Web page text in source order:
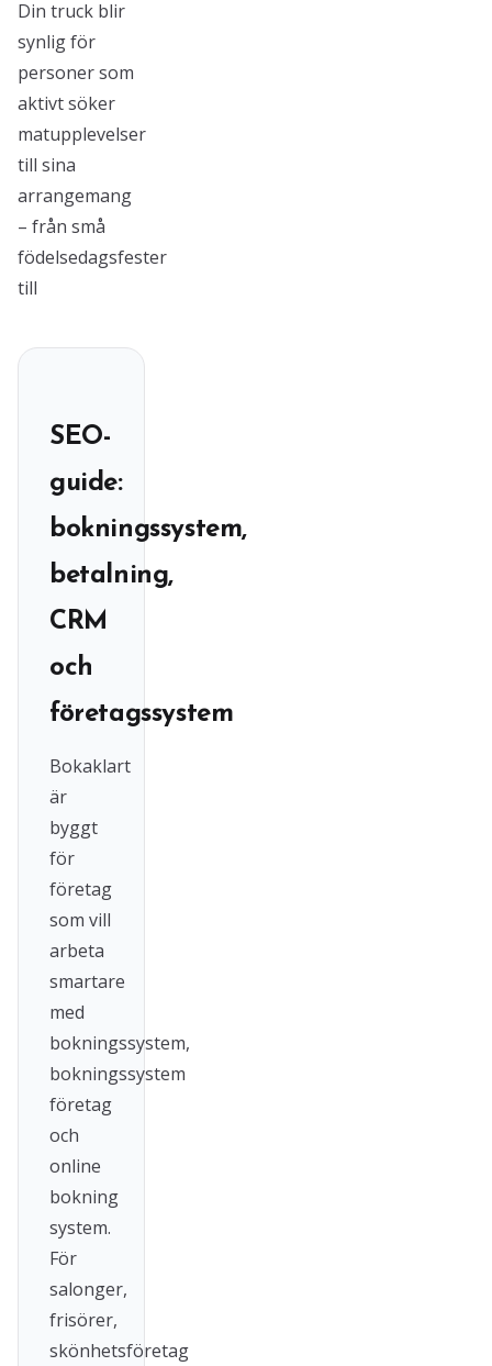
Din truck blir
synlig för
personer som
aktivt söker
matupplevelser
till sina
arrangemang
– från små
födelsedagsfester
till
SEO-
guide:
bokningssystem,
betalning,
CRM
och
företagssystem
Bokaklart
är
byggt
för
företag
som vill
arbeta
smartare
med
bokningssystem,
bokningssystem
företag
och
online
bokning
system.
För
salonger,
frisörer,
skönhetsföretag